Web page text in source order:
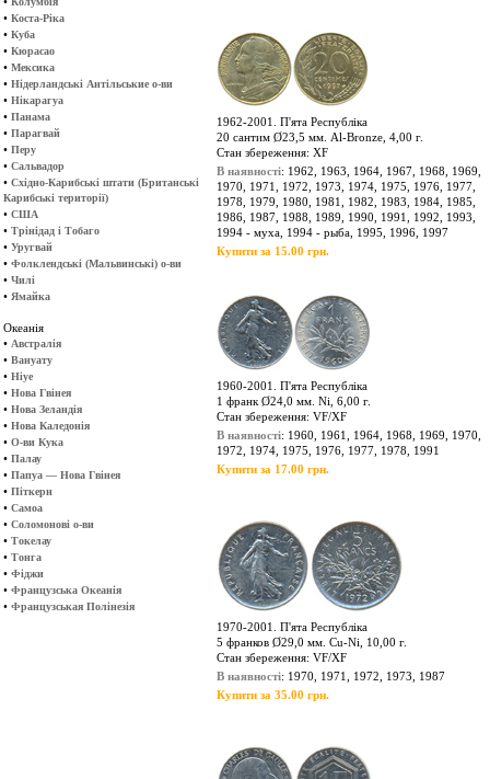
• Коста-Ріка
• Куба
• Кюрасао
• Мексика
• Нідерландські Антільськие о-ви
• Нікарагуа
• Панама
• Парагвай
• Перу
• Сальвадор
• Східно-Карибські штати (Британські
Карибські території)
• США
• Трінідад і Тобаго
• Уругвай
• Фолклендські (Мальвинські) о-ви
• Чилі
• Ямайка
Океанія
• Австралія
• Вануату
• Ніуе
• Нова Гвінея
• Нова Зеландія
• Нова Каледонія
• О-ви Кука
• Палау
• Папуа — Нова Гвінея
• Піткерн
• Самоа
• Соломонові о-ви
• Токелау
• Тонга
• Фіджи
• Французська Океанія
• Французськая Полінезія
1962-2001. П'ята Республіка
20 сантим Ø23,5 мм. Al-Bronze, 4,00 г.
Стан збереження: XF
В наявності: 1962, 1963, 1964, 1967, 1968, 1969,
1970, 1971, 1972, 1973, 1974, 1975, 1976, 1977,
1978, 1979, 1980, 1981, 1982, 1983, 1984, 1985,
1986, 1987, 1988, 1989, 1990, 1991, 1992, 1993,
1994 - муха, 1994 - рыба, 1995, 1996, 1997
Купити за 15.00 грн.
1960-2001. П'ята Республіка
1 франк Ø24,0 мм. Ni, 6,00 г.
Стан збереження: VF/XF
В наявності: 1960, 1961, 1964, 1968, 1969, 1970,
1972, 1974, 1975, 1976, 1977, 1978, 1991
Купити за 17.00 грн.
1970-2001. П'ята Республіка
5 франков Ø29,0 мм. Cu-Ni, 10,00 г.
Стан збереження: VF/XF
В наявності: 1970, 1971, 1972, 1973, 1987
Купити за 35.00 грн.